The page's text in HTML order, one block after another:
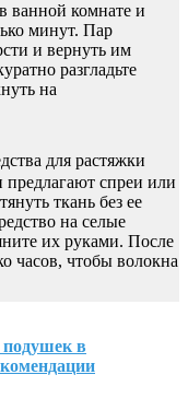
ванной комнате и
минут. Пар
и вернуть им
разгладьте
на
для растяжки
предлагают спреи или
ткань без ее
на селые
их руками. После
часов, чтобы волокна
в